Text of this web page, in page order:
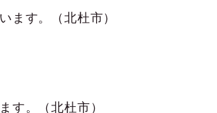
ます。（北杜市）
す。（北杜市）